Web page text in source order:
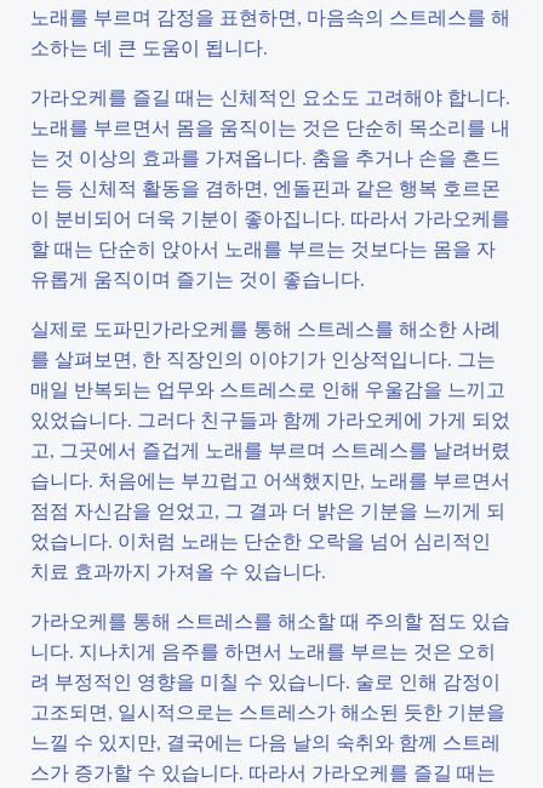
노래를 부르며 감정을 표현하면, 마음속의 스트레스를 해
소하는 데 큰 도움이 됩니다.
가라오케를 즐길 때는 신체적인 요소도 고려해야 합니다.
노래를 부르면서 몸을 움직이는 것은 단순히 목소리를 내
는 것 이상의 효과를 가져옵니다. 춤을 추거나 손을 흔드
는 등 신체적 활동을 겸하면, 엔돌핀과 같은 행복 호르몬
이 분비되어 더욱 기분이 좋아집니다. 따라서 가라오케를
할 때는 단순히 앉아서 노래를 부르는 것보다는 몸을 자
유롭게 움직이며 즐기는 것이 좋습니다.
실제로 도파민가라오케를 통해 스트레스를 해소한 사례
를 살펴보면, 한 직장인의 이야기가 인상적입니다. 그는
매일 반복되는 업무와 스트레스로 인해 우울감을 느끼고
있었습니다. 그러다 친구들과 함께 가라오케에 가게 되었
고, 그곳에서 즐겁게 노래를 부르며 스트레스를 날려버렸
습니다. 처음에는 부끄럽고 어색했지만, 노래를 부르면서
점점 자신감을 얻었고, 그 결과 더 밝은 기분을 느끼게 되
었습니다. 이처럼 노래는 단순한 오락을 넘어 심리적인
치료 효과까지 가져올 수 있습니다.
가라오케를 통해 스트레스를 해소할 때 주의할 점도 있습
니다. 지나치게 음주를 하면서 노래를 부르는 것은 오히
려 부정적인 영향을 미칠 수 있습니다. 술로 인해 감정이
고조되면, 일시적으로는 스트레스가 해소된 듯한 기분을
느낄 수 있지만, 결국에는 다음 날의 숙취와 함께 스트레
스가 증가할 수 있습니다. 따라서 가라오케를 즐길 때는